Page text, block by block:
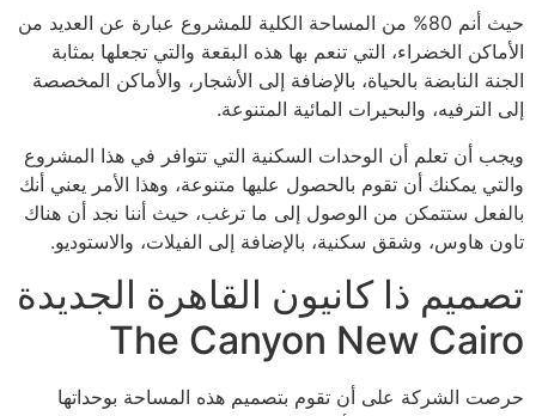
حيث أنم 80% من المساحة الكلية للمشروع عبارة عن العديد من
الأماكن الخضراء، التي تنعم بها هذه البقعة والتي تجعلها بمثابة
الجنة النابضة بالحياة، بالإضافة إلى الأشجار، والأماكن المخصصة
إلى الترفيه، والبحيرات المائية المتنوعة.
ويجب أن تعلم أن الوحدات السكنية التي تتوافر في هذا المشروع
والتي يمكنك أن تقوم بالحصول عليها متنوعة، وهذا الأمر يعني أنك
بالفعل ستتمكن من الوصول إلى ما ترغب، حيث أننا نجد أن هناك
تاون هاوس، وشقق سكنية، بالإضافة إلى الفيلات، والاستوديو.
تصميم ذا كانيون القاهرة الجديدة
The Canyon New Cairo
حرصت الشركة على أن تقوم بتصميم هذه المساحة بوحداتها